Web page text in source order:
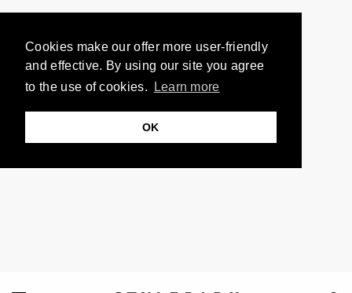
Cookies make our offer more user-friendly
and effective. By using our site you agree
to the use of cookies.
Learn more
OK